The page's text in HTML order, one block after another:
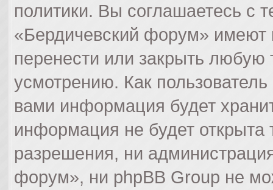
политики. Вы соглашаетесь с
«Бердичевский форум» имеют
перенести или закрыть
усмотрению. Как
вами информация будет
информация не будет открыта
разрешения, ни
форум», ни phpBB Group не